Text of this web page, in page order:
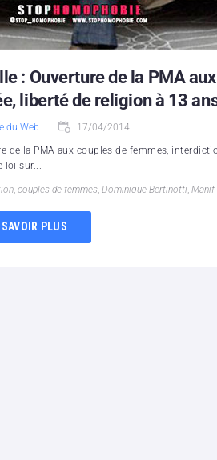
: Ouverture de la PMA
liberté de religion à 13
du Web 17/04/2014
de la PMA aux couples de femmes,
loi sur...
, couples de femmes, Dominique Bertinotti, Manif
SAVOIR PLUS